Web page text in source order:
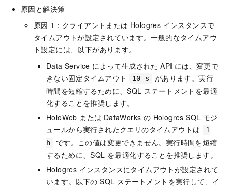
原因と解決策
原因 1：クライアントまたは Hologres インスタンスで
タイムアウトが設定されています。一般的なタイムアウ
ト設定には、以下があります。
Data Service によって生成された API には、変更で
きない固定タイムアウト
10 s
があります。実行
時間を短縮するために、SQL ステートメントを最適
化することを推奨します。
HoloWeb または DataWorks の Hologres SQL モジ
ュールから実行されたクエリのタイムアウトは
1
h
です。この値は変更できません。実行時間を短縮
するために、SQL を最適化することを推奨します。
Hologres インスタンスにタイムアウトが設定されて
います。以下の SQL ステートメントを実行して、イ